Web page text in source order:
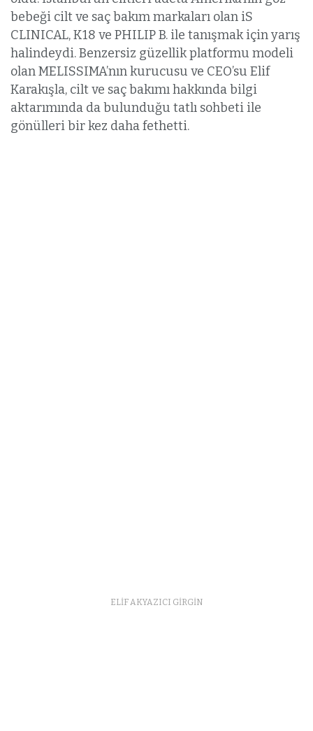
bebeği cilt ve saç bakım markaları olan iS
CLINICAL, K18 ve PHILIP B. ile tanışmak için yarış
halindeydi. Benzersiz güzellik platformu modeli
olan MELISSIMA’nın kurucusu ve CEO’su Elif
Karakışla, cilt ve saç bakımı hakkında bilgi
aktarımında da bulunduğu tatlı sohbeti ile
gönülleri bir kez daha fethetti.
ELİF AKYAZICI GİRGİN